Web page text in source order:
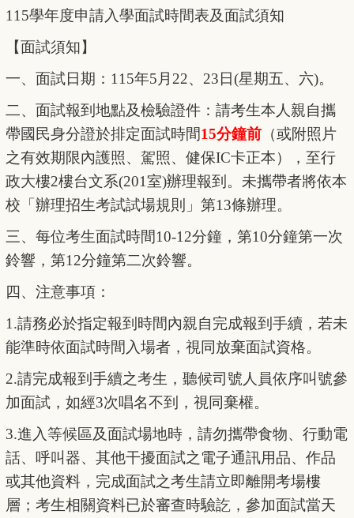
115學年度申請入學面試時間表及面試須知
【面試須知】
一、面試日期：115年5月22、23日(星期五、六)。
二、面試報到地點及檢驗證件：請考生本人親自攜
帶國民身分證於排定面試時間15分鐘前 （或附照片
之有效期限內護照、駕照、健保IC卡正本），至行
政大樓2樓台文系(201室)辦理報到。未攜帶者將依本
校「辦理招生考試試場規則」第13條辦理。
三、每位考生面試時間10-12分鐘，第10分鐘第一次
鈴響，第12分鐘第二次鈴響。
四、注意事項：
1.請務必於指定報到時間內親自完成報到手續，若未
能準時依面試時間入場者，視同放棄面試資格。
2.請完成報到手續之考生，聽候司號人員依序叫號參
加面試，如經3次唱名不到，視同棄權。
3.進入等候區及面試場地時，請勿攜帶食物、行動電
話、呼叫器、其他干擾面試之電子通訊用品、作品
或其他資料，完成面試之考生請立即離開考場樓
層；考生相關資料已於審查時驗訖，參加面試當天